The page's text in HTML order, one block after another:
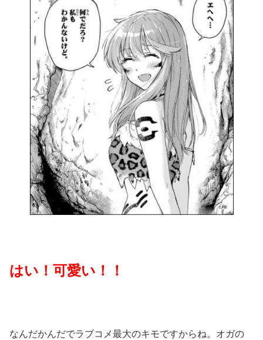
はい！可愛い！！
なんだかんだでラブコメ最大のキモですからね。オガの